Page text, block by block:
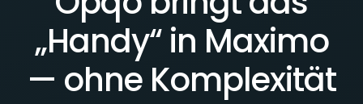
„Handy“ in Maximo
— ohne Komplexität